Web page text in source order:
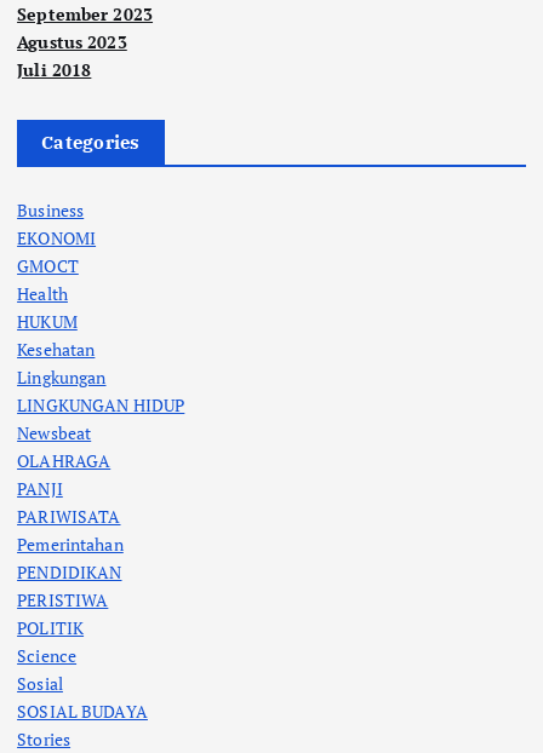
September 2023
Agustus 2023
Juli 2018
Categories
Business
EKONOMI
GMOCT
Health
HUKUM
Kesehatan
Lingkungan
LINGKUNGAN HIDUP
Newsbeat
OLAHRAGA
PANJI
PARIWISATA
Pemerintahan
PENDIDIKAN
PERISTIWA
POLITIK
Science
Sosial
SOSIAL BUDAYA
Stories